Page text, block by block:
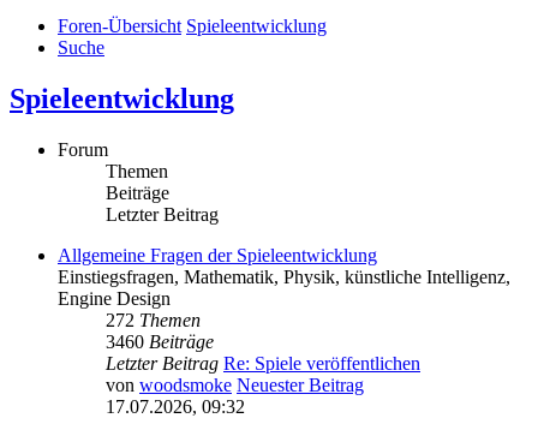
Foren-Übersicht Spieleentwicklung
Suche
Spieleentwicklung
Forum
Themen
Beiträge
Letzter Beitrag
Allgemeine Fragen der Spieleentwicklung
Einstiegsfragen, Mathematik, Physik, künstliche Intelligenz,
Engine Design
272 Themen
3460 Beiträge
Letzter Beitrag Re: Spiele veröffentlichen
von woodsmoke Neuester Beitrag
17.07.2026, 09:32